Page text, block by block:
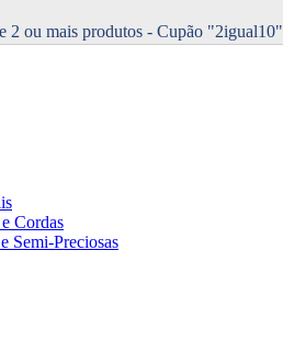
2 ou mais produtos - Cupão "2igual10"
Cordas
Semi-Preciosas